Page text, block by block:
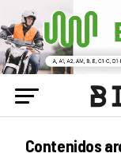
Contenidos